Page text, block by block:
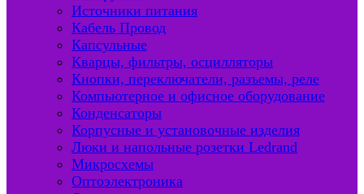
Источники питания
Кабель Провод
Капсульные
Кварцы, фильтры, осцилляторы
Кнопки, переключатели, разъемы, реле
Компьютерное и офисное оборудование
Конденсаторы
Корпусные и установочные изделия
Люки и напольные розетки Ledrand
Микросхемы
Оптоэлектроника